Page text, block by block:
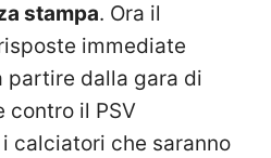
stampa. Ora il
immediate
partire dalla gara di
contro il PSV
calciatori che saranno